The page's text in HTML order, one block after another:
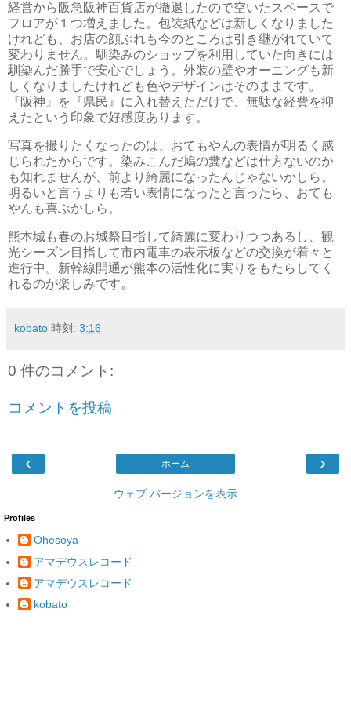
経営から阪急阪神百貨店が撤退したので空いたスペースで
フロアが１つ増えました。包装紙などは新しくなりました
けれども、お店の顔ぶれも今のところは引き継がれていて
変わりません。馴染みのショップを利用していた向きには
馴染んだ勝手で安心でしょう。外装の壁やオーニングも新
しくなりましたけれども色やデザインはそのままです。
『阪神』を『県民』に入れ替えただけで、無駄な経費を抑
えたという印象で好感度あります。
写真を撮りたくなったのは、おてもやんの表情が明るく感
じられたからです。染みこんだ鳩の糞などは仕方ないのか
も知れませんが、前より綺麗になったんじゃないかしら。
明るいと言うよりも若い表情になったと言ったら、おても
やんも喜ぶかしら。
熊本城も春のお城祭目指して綺麗に変わりつつあるし、観
光シーズン目指して市内電車の表示板などの交換が着々と
進行中。新幹線開通が熊本の活性化に実りをもたらしてく
れるのが楽しみです。
kobato 時刻: 3:16
0 件のコメント:
コメントを投稿
‹ ›
ホーム
ウェブ バージョンを表示
Profiles
Ohesoya
アマデウスレコード
アマデウスレコード
kobato